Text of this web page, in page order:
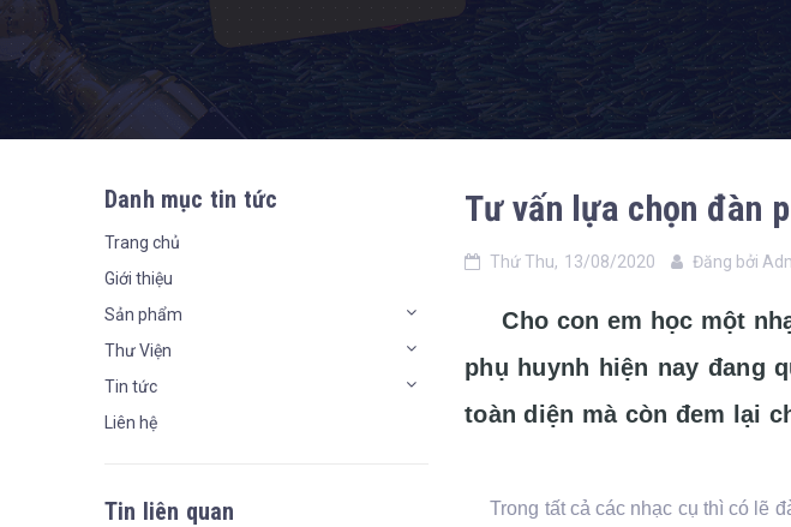
Tư vấn lựa chọn đàn
Thứ Thu, 13/08/2020 Đăng bởi
Cho con em học một
phụ huynh hiện nay đang
toàn diện mà còn đem lại
Trong tất cả các nhạc cụ thì có lẽ
Danh mục tin tức
Trang chủ
Giới thiệu
Sản phẩm
Thư Viện
Tin tức
Liên hệ
Tin liên quan